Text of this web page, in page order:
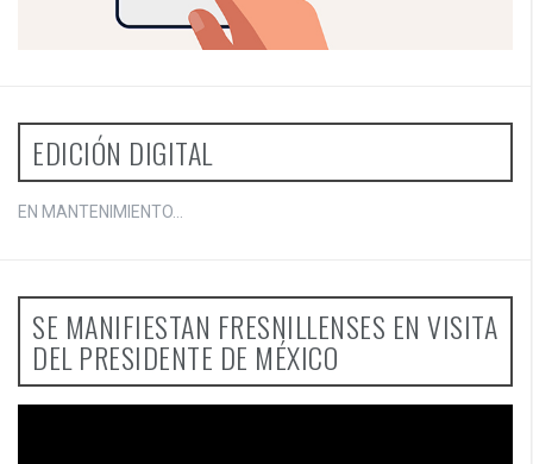
EDICIÓN DIGITAL
EN MANTENIMIENTO...
SE MANIFIESTAN FRESNILLENSES EN VISITA
DEL PRESIDENTE DE MÉXICO